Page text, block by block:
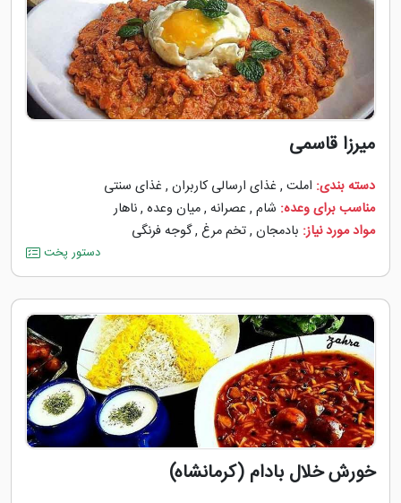
میرزا قاسمی
دسته بندی: املت , غذای ارسالی کاربران , غذای سنتی
مناسب برای وعده: شام , عصرانه ,میان وعده ,ناهار
مواد مورد نیاز: بادمجان ,تخم مرغ ,گوجه ‌فرنگی
دستور پخت
خورش خلال بادام (کرمانشاه)